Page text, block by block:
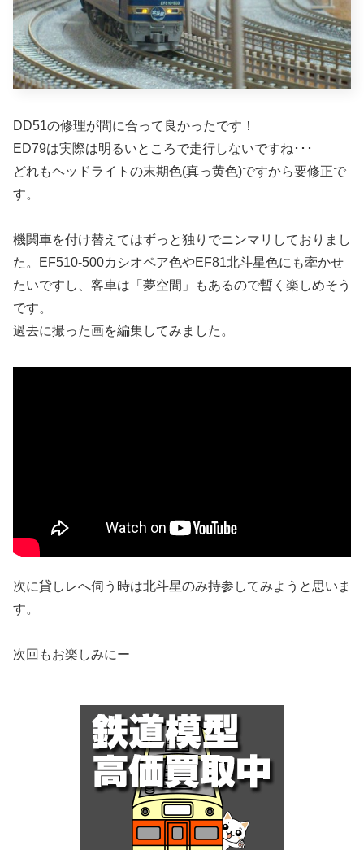
DD51の修理が間に合って良かったです！
ED79は実際は明るいところで走行しないですね･･･
どれもヘッドライトの末期色(真っ黄色)ですから要修正で
す。
機関車を付け替えてはずっと独りでニンマリしておりまし
た。EF510-500カシオペア色やEF81北斗星色にも牽かせ
たいですし、客車は「夢空間」もあるので暫く楽しめそう
です。
過去に撮った画を編集してみました。
次に貸しレへ伺う時は北斗星のみ持参してみようと思いま
す。
次回もお楽しみにー